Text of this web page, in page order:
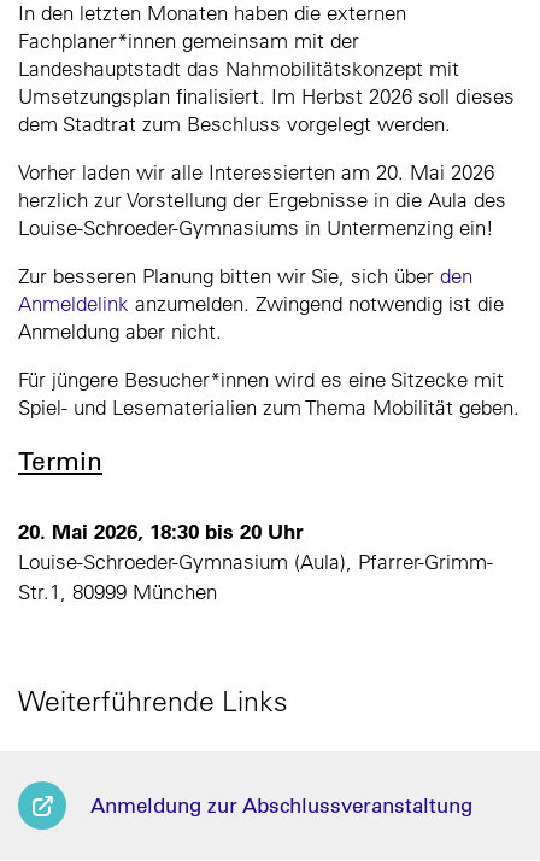
In den letzten Monaten haben die externen
Fachplaner*innen gemeinsam mit der
Landeshauptstadt das Nahmobilitätskonzept mit
Umsetzungsplan finalisiert. Im Herbst 2026 soll dieses
dem Stadtrat zum Beschluss vorgelegt werden.
Vorher laden wir alle Interessierten am 20. Mai 2026
herzlich zur Vorstellung der Ergebnisse in die Aula des
Louise-Schroeder-Gymnasiums in Untermenzing ein!
Zur besseren Planung bitten wir Sie, sich über den
Anmeldelink anzumelden. Zwingend notwendig ist die
Anmeldung aber nicht.
Für jüngere Besucher*innen wird es eine Sitzecke mit
Spiel- und Lesematerialien zum Thema Mobilität geben.
Termin
20. Mai 2026, 18:30 bis 20 Uhr
Louise-Schroeder-Gymnasium (Aula), Pfarrer-Grimm-
Str.1, 80999 München
Weiterführende Links
Anmeldung zur Abschlussveranstaltung